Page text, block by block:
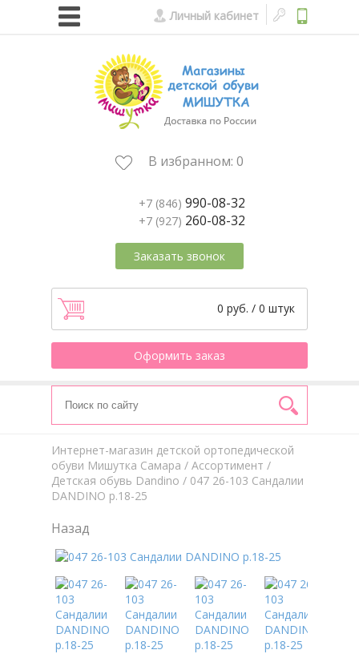
Личный кабинет
В избранном: 0
+7 (846) 990-08-32
+7 (927) 260-08-32
Заказать звонок
0 руб. / 0 штук
Оформить заказ
Интернет-магазин детской ортопедической
обуви Мишутка Самара / Aссортимент /
Детская обувь Dandino / 047 26-103 Сандалии
DANDINO р.18-25
Назад